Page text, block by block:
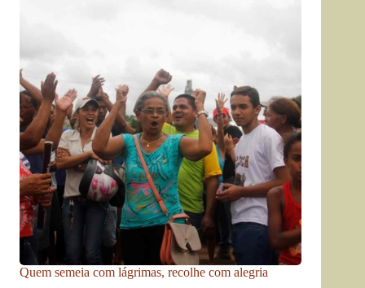
Quem semeia com lágrimas, recolhe com alegria